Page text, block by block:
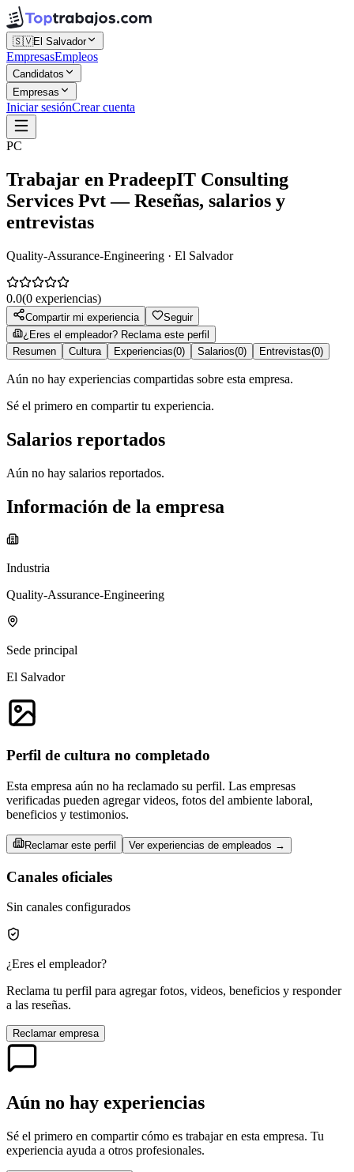
🇸🇻El Salvador
EmpresasEmpleos
Candidatos
Empresas
Iniciar sesiónCrear cuenta
PC
Trabajar en PradeepIT Consulting
Services Pvt— Reseñas, salarios y
entrevistas
Quality-Assurance-Engineering · El Salvador
0.0(0 experiencias)
Compartir mi experiencia
Seguir
¿Eres el empleador? Reclama este perfil
Resumen
Cultura Experiencias(0) Salarios(0) Entrevistas(0)
Aún no hay experiencias compartidas sobre esta empresa.
Sé el primero en compartir tu experiencia.
Salarios reportados
Aún no hay salarios reportados.
Información de la empresa
Industria
Quality-Assurance-Engineering
Sede principal
El Salvador
Perfil de cultura no completado
Esta empresa aún no ha reclamado su perfil. Las empresas
verificadas pueden agregar videos, fotos del ambiente laboral,
beneficios y testimonios.
Reclamar este perfil Ver experiencias de empleados →
Canales oficiales
Sin canales configurados
¿Eres el empleador?
Reclama tu perfil para agregar fotos, videos, beneficios y responder
a las reseñas.
Reclamar empresa
Aún no hay experiencias
Sé el primero en compartir cómo es trabajar en esta empresa. Tu
experiencia ayuda a otros profesionales.